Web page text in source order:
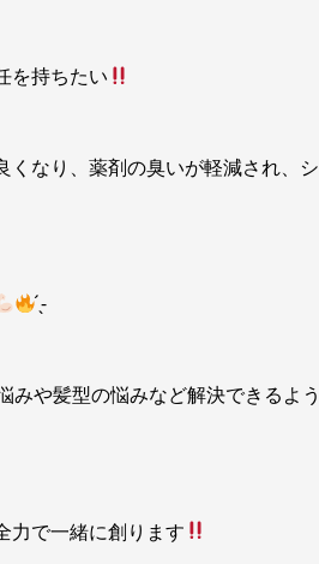
を持ちたい
くなり、薬剤の臭いが軽減され、
̖́-
みや髪型の悩みなど解決できるよ
力で一緒に創ります